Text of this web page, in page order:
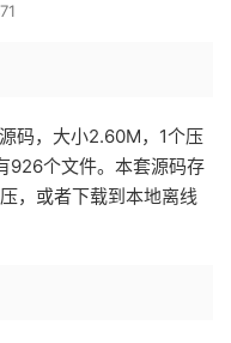
码，大小2.60M，1个压
926个文件。本套源码存
，或者下载到本地离线